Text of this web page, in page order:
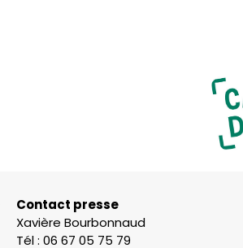
Contact presse
Xavière Bourbonnaud
Tél : 06 67 05 75 79